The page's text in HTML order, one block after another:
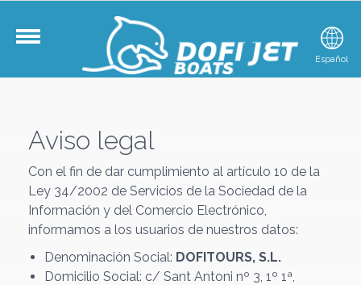
Català Español
Aviso legal
Con el fin de dar cumplimiento al artículo 10 de la
Ley 34/2002 de Servicios de la Sociedad de la
Información y del Comercio Electrónico,
informamos a los usuarios de nuestros datos:
Denominación Social: DOFITOURS, S.L.
Domicilio Social: c/ Sant Antoni nº 3, 1º 1ª,